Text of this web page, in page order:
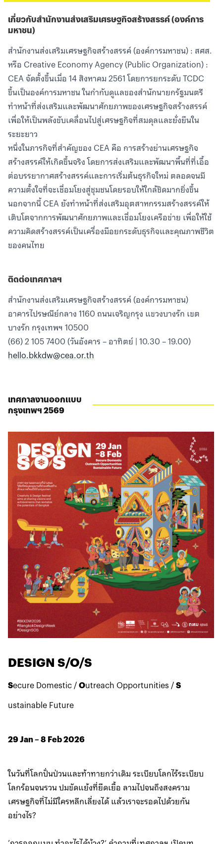
เกี่ยวกับสำนักงานส่งเสริมเศรษฐกิจสร้างสรรค์ (องค์การ
มหาชน)
สำนักงานส่งเสริมเศรษฐกิจสร้างสรรค์ (องค์การมหาชน) : สศส.
หรือ Creative Economy Agency (Public Organization) :
CEA จัดตั้งขึ้นเมื่อ 14 สิงหาคม 2561 โดยการยกระดับ TCDC
ขึ้นเป็นองค์การมหาชน ในกำกับดูแลของสำนักนายกรัฐมนตรี
ทำหน้าที่ส่งเสริมและพัฒนาศักยภาพของเศรษฐกิจสร้างสรรค์
เพื่อให้เป็นพลังขับเคลื่อนไปสู่เศรษฐกิจที่สมดุลและยั่งยืนใน
ระยะยาว
หนึ่งในภารกิจที่สำคัญของ CEA คือ การสร้างย่านเศรษฐกิจ
สร้างสรรค์ให้เกิดขึ้นจริง โดยการส่งเสริมและพัฒนาพื้นที่ที่เอื้อ
ต่อบรรยากาศสร้างสรรค์และการเริ่มต้นธุรกิจใหม่ ตลอดจนมี
ความตั้งใจที่จะเชื่อมโยงสู่ชุมชนโดยรอบให้ใกล้ชิดมากยิ่งขึ้น
นอกจากนี้ CEA ยังทำหน้าที่ส่งเสริมอุตสาหกรรมสร้างสรรค์ให้
เติบโตจากการพัฒนาศักยภาพและเชื่อมโยงเครือข่าย เพื่อให้ใช้
ความคิดสร้างสรรค์เป็นเครื่องมือยกระดับธุรกิจและคุณภาพชีวิต
ของคนไทย
ติดต่อเทศกาลฯ
สำนักงานส่งเสริมเศรษฐกิจสร้างสรรค์ (องค์การมหาชน)
อาคารไปรษณีย์กลาง 1160 ถนนเจริญกรุง แขวงบางรัก เขต
บางรัก กรุงเทพฯ 10500
(66) 2 105 7400 (วันอังคาร – อาทิตย์ | 10.30 – 19.00)
hello.bkkdw@cea.or.th
เทศกาลงานออกแบบ
กรุงเทพฯ 2569
DESIGN S/O/S
Secure Domestic /Outreach Opportunities /S
ustainable Future
29 Jan – 8 Feb 2026
ในวันที่โลกปั่นป่วนและท้าทายกว่าเดิม ระเบียบโลกไร้ระเบียบ
โลกร้อนจนรวน ปมขัดแย้งที่ยืดเยื้อ ลามไปจนถึงสงคราม
เศรษฐกิจที่ไม่มีใครหลีกเลี่ยงได้ แล้วเราจะรอดไปด้วยกัน
อย่างไร?